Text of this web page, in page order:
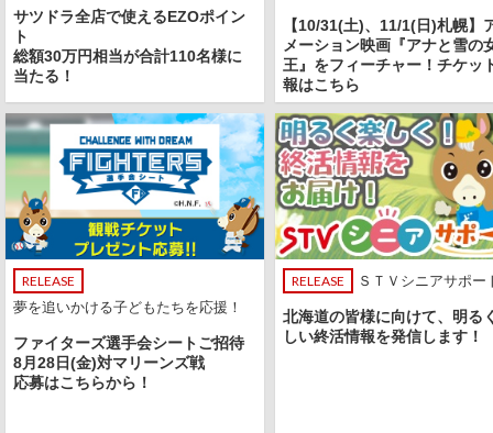
STVショッピングの夏カタログが完成しまし
サツドラ全店で使えるEZOポイン
ト
総額30万円相当が合計110名様に
当たる！
【10/31(土)、11/1(日)札幌】
メーション映画『アナと雪の
王』をフィーチャー！チケッ
報はこちら
RELEASE
夢を追いかける子どもたちを応援！
ファイターズ選手会シートご招待
8月28日(金)対マリーンズ戦
応募はこちらから！
RELEASE ＳＴＶシニアサポー
北海道の皆様に向けて、明る
しい終活情報を発信します！